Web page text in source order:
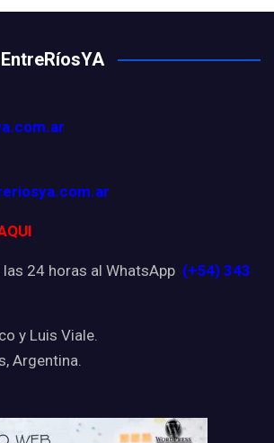
24 horas al WhatsApp (+54) 343
y Luis Viale.
Argentina.